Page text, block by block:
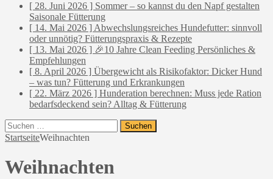
[ 28. Juni 2026 ] Sommer – so kannst du den Napf gestalten
Saisonale Fütterung
[ 14. Mai 2026 ] Abwechslungsreiches Hundefutter: sinnvoll
oder unnötig? Fütterungspraxis & Rezepte
[ 13. Mai 2026 ] 🎉10 Jahre Clean Feeding Persönliches &
Empfehlungen
[ 8. April 2026 ] Übergewicht als Risikofaktor: Dicker Hund
– was tun? Fütterung und Erkrankungen
[ 22. März 2026 ] Hunderation berechnen: Muss jede Ration
bedarfsdeckend sein? Alltag & Fütterung
Suchen
nach:
StartseiteWeihnachten
Weihnachten